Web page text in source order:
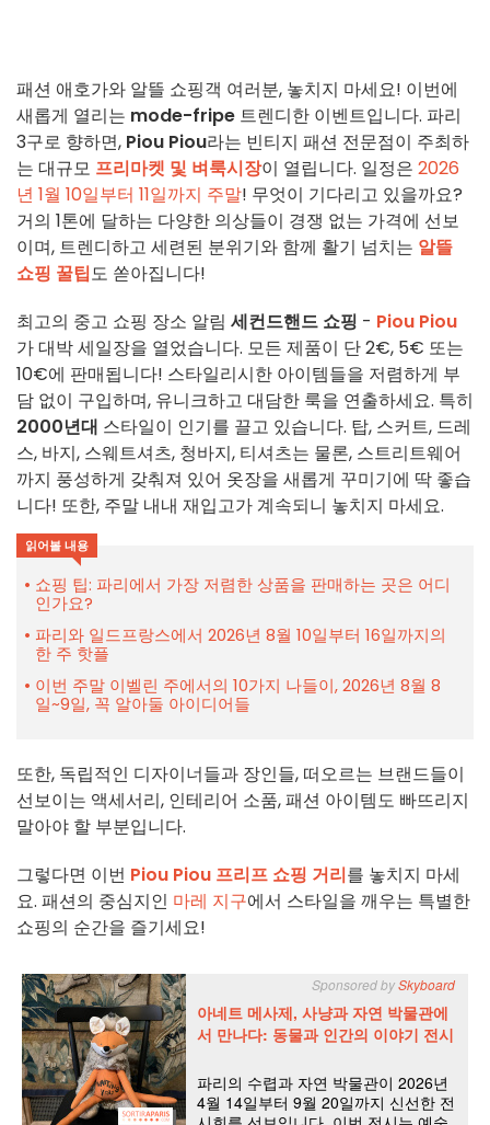
패션 애호가와 알뜰 쇼핑객 여러분, 놓치지 마세요! 이번에
새롭게 열리는 mode-fripe 트렌디한 이벤트입니다. 파리
3구로 향하면, Piou Piou라는 빈티지 패션 전문점이 주최하
는 대규모 프리마켓 및 벼룩시장이 열립니다. 일정은 2026
년 1월 10일부터 11일까지 주말! 무엇이 기다리고 있을까요?
거의 1톤에 달하는 다양한 의상들이 경쟁 없는 가격에 선보
이며, 트렌디하고 세련된 분위기와 함께 활기 넘치는 알뜰
쇼핑 꿀팁도 쏟아집니다!
최고의 중고 쇼핑 장소 알림 세컨드핸드 쇼핑 - Piou Piou
가 대박 세일장을 열었습니다. 모든 제품이 단 2€, 5€ 또는
10€에 판매됩니다! 스타일리시한 아이템들을 저렴하게 부
담 없이 구입하며, 유니크하고 대담한 룩을 연출하세요. 특히
2000년대 스타일이 인기를 끌고 있습니다. 탑, 스커트, 드레
스, 바지, 스웨트셔츠, 청바지, 티셔츠는 물론, 스트리트웨어
까지 풍성하게 갖춰져 있어 옷장을 새롭게 꾸미기에 딱 좋습
니다! 또한, 주말 내내 재입고가 계속되니 놓치지 마세요.
읽어볼 내용
쇼핑 팁: 파리에서 가장 저렴한 상품을 판매하는 곳은 어디
인가요?
파리와 일드프랑스에서 2026년 8월 10일부터 16일까지의
한 주 핫플
이번 주말 이벨린 주에서의 10가지 나들이, 2026년 8월 8
일~9일, 꼭 알아둘 아이디어들
또한, 독립적인 디자이너들과 장인들, 떠오르는 브랜드들이
선보이는 액세서리, 인테리어 소품, 패션 아이템도 빠뜨리지
말아야 할 부분입니다.
그렇다면 이번 Piou Piou 프리프 쇼핑 거리를 놓치지 마세
요. 패션의 중심지인 마레 지구에서 스타일을 깨우는 특별한
쇼핑의 순간을 즐기세요!